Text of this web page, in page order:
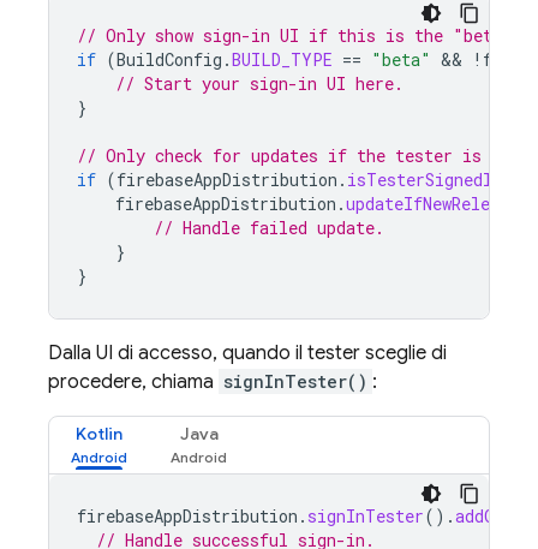
// Only show sign-in UI if this is the "beta"
if (BuildConfig .BUILD_TYPE == "beta" && !
// Start your sign-in UI here.
}
// Only check for updates if the tester is
if (firebaseAppDistribution . isTesterSignedIn
firebaseAppDistribution .
// Handle failed update.
}
}
Dalla UI di accesso, quando il tester sceglie di
procedere, chiama signInTester() :
Kotlin Java
firebaseAppDistribution . signInTester().
// Handle successful sign-in.